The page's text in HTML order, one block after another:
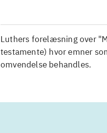
Luthers forelæsning over
testamente) hvor emner
omvendelse behandles.